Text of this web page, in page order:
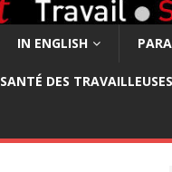
IN ENGLISH
SANTÉ DES